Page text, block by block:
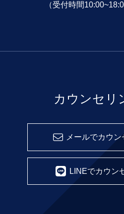
（受付時間
カウンセリ
メールでカウ
LINEでカウン